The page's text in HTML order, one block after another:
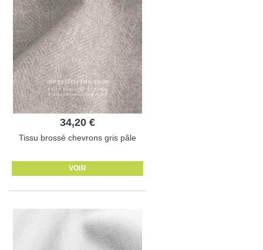
34,20 €
Tissu brossé chevrons gris pâle
VOIR